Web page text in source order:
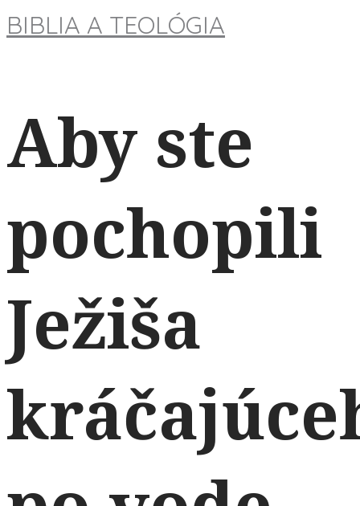
BIBLIA A TEOLÓGIA
Aby ste
pochopili
Ježiša